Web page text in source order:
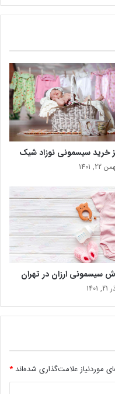
خرید سیسمونی نوزاد شیک
22, 1401
سیسمونی ارزان در تهران
موردنیاز علامت‌گذاری شده‌اند *